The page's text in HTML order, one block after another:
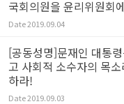
국회의원을 윤리위원회
Date2019.09.04
[공동성명]문재인 대통
고 사회적 소수자의 목
하라!
Date2019.09.03